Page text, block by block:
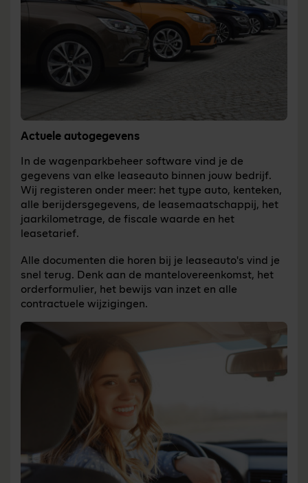
Actuele autogegevens
In de wagenparkbeheer software vind je de
gegevens van elke leaseauto binnen jouw bedrijf.
Wij registeren onder meer: het type auto, kenteken,
alle berijdersgegevens, de leasemaatschappij, het
jaarkilometrage, de fiscale waarde en het
leasetarief.
Alle documenten die horen bij je leaseauto's vind je
snel terug. Denk aan de mantelovereenkomst, het
orderformulier, het bewijs van inzet en alle
contractuele wijzigingen.